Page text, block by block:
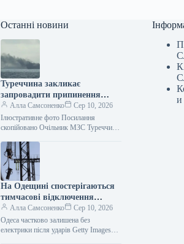
Останні новини
Туреччина закликає
запровадити припинення
вогню щодо суден у Чорному
морі.
Алла Самсоненко
Сер 10, 2026
Ілюстративне фото Посилання
скопійовано Очільник МЗС Туреччини
висунула заклик до України та Росії
щодо встановлення…
На Одещині спостерігаються
тимчасові відключення
електроенергії через одну з
найсерйозніших атак,
здійснених РФ.
Алла Самсоненко
Сер 10, 2026
Одеса частково залишена без
електрики після ударів Getty Images
и